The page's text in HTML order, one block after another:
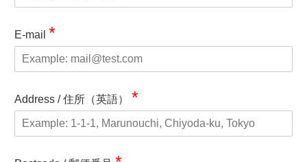
E-mail *
Address / 住所（英語） *